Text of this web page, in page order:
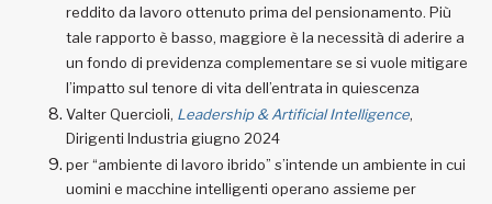
reddito da lavoro ottenuto prima del pensionamento. Più
tale rapporto è basso, maggiore è la necessità di aderire a
un fondo di previdenza complementare se si vuole mitigare
l’impatto sul tenore di vita dell’entrata in quiescenza
Valter Quercioli, Leadership & Artificial Intelligence,
Dirigenti Industria giugno 2024
per “ambiente di lavoro ibrido” s’intende un ambiente in cui
uomini e macchine intelligenti operano assieme per